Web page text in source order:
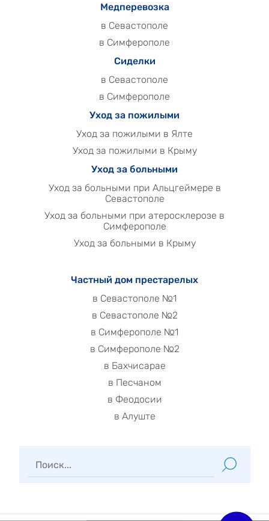
Медперевозка
в Севастополе
в Симферополе
Сиделки
в Севастополе
в Симферополе
Уход за пожилыми
Уход за пожилыми в Ялте
Уход за пожилыми в Крыму
Уход за больными
Уход за больными при Альцгеймере в
Севастополе
Уход за больными при атеросклерозе в
Симферополе
Уход за больными в Крыму
Частный дом престарелых
в Севастополе №1
в Севастополе №2
в Симферополе №1
в Симферополе №2
в Бахчисарае
в Песчаном
в Феодосии
в Алуште